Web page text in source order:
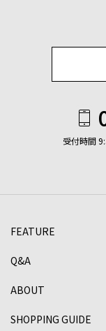
受付時間
FEATURE
Q&A
ABOUT
SHOPPING GUIDE